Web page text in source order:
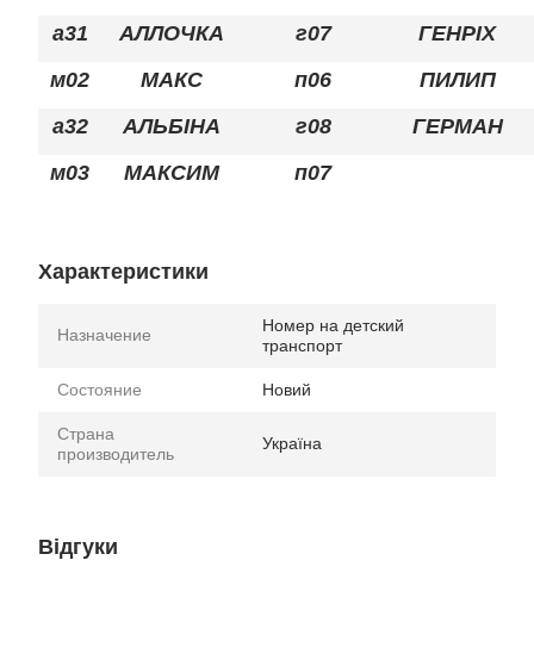
а31
АЛЛОЧКА г07
ГЕНРІХ
м02
МАКС п06
ПИЛИП
а32
АЛЬБІНА г08
ГЕРМАН
м03
МАКСИМ п07
Характеристики
Назначение
Номер на детский
транспорт
Состояние Новий
Страна
производитель
Україна
Відгуки